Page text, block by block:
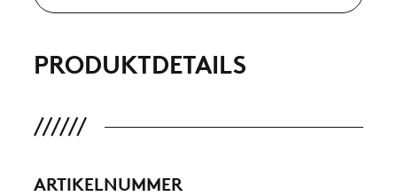
PRODUKTDETAILS
ARTIKELNUMMER